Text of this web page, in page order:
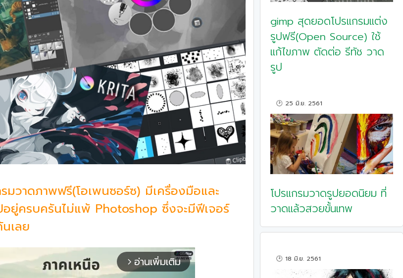
มวาดภาพฟรี(โอเพนซอร์ซ) มีเครื่องมือและ
อยู่ครบครันไม่แพ้ Photoshop ซึ่งจะมีฟีเจอร์
เลย
arrow_forward_ios อ่านเพิ่มเติม
gimp สุดยอดโปรแกรมแต่ง
รูปฟรี(Open Source) ใช้
แก้ไขภาพ ตัดต่อ รีทัช วาด
รูป
🕑 25 มิ.ย. 2561
โปรแกรมวาดรูปยอดนิยม ที่
วาดแล้วสวยขั้นเทพ
🕑 18 มิ.ย. 2561